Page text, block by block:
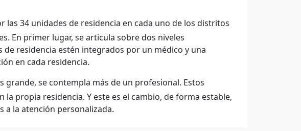
las 34 unidades de residencia en cada uno de los distritos
En primer lugar, se articula sobre dos niveles
residencia estén integrados por un médico y una
en cada residencia.
grande, se contempla más de un profesional. Estos
propia residencia. Y este es el cambio, de forma estable,
a la atención personalizada.